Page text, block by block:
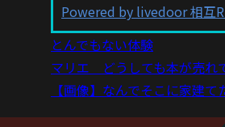
Powered by livedoor 相互
とんでもない体験
マリエ どうしても本が売れ
【画像】なんでそこに家建